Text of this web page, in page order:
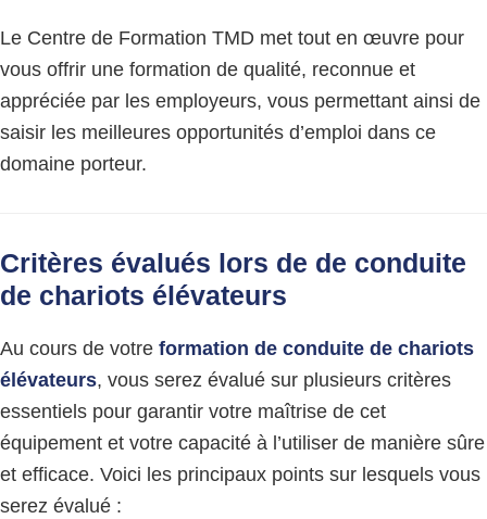
Le Centre de Formation TMD met tout en œuvre pour
vous offrir une formation de qualité, reconnue et
appréciée par les employeurs, vous permettant ainsi de
saisir les meilleures opportunités d’emploi dans ce
domaine porteur.
Critères évalués lors de de conduite
de chariots élévateurs
Au cours de votre formation de conduite de chariots
élévateurs, vous serez évalué sur plusieurs critères
essentiels pour garantir votre maîtrise de cet
équipement et votre capacité à l’utiliser de manière sûre
et efficace. Voici les principaux points sur lesquels vous
serez évalué :